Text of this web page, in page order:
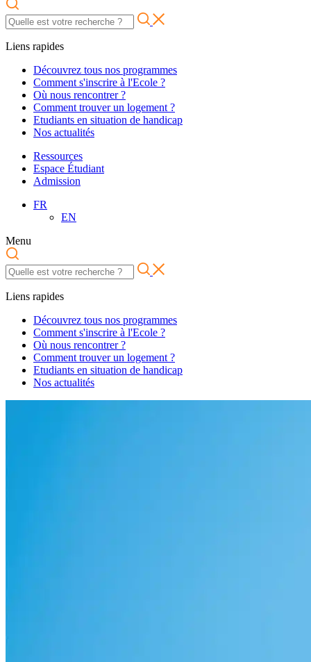
Liens rapides
Découvrez tous nos programmes
Comment s'inscrire à l'Ecole ?
Où nous rencontrer ?
Comment trouver un logement ?
Etudiants en situation de handicap
Nos actualités
Ressources
Espace Étudiant
Admission
FR
EN
Menu
Liens rapides
Découvrez tous nos programmes
Comment s'inscrire à l'Ecole ?
Où nous rencontrer ?
Comment trouver un logement ?
Etudiants en situation de handicap
Nos actualités